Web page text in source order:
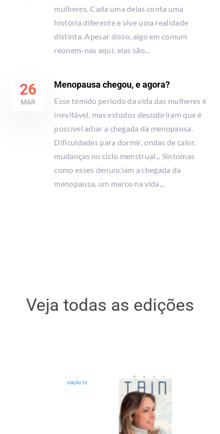
mulheres. Cada uma delas conta uma
história diferente e vive uma realidade
distinta. Apesar disso, algo em comum
reúnem-nas aqui: elas são...
Menopausa chegou, e agora?
26
MAR
Esse temido período da vida das mulheres é
inevitável, mas estudos descobriram que é
possível adiar a chegada da menopausa.
Dificuldades para dormir, ondas de calor,
mudanças no ciclo menstrual... Sintomas
como esses denunciam a chegada da
menopausa, um marco na vida...
Veja todas as edições
EDIÇÃO 22